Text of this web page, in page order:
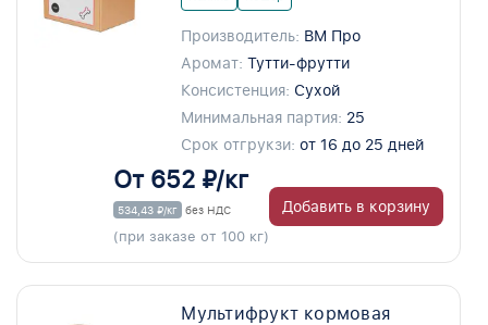
Производитель: ВМ Про
Аромат: Тутти-фрутти
Консистенция: Сухой
Минимальная партия: 25
Срок отгрукзи: от 16 до 25 дней
От 652 ₽/кг
534,43 ₽/кг без НДС
(при заказе от 100 кг)
Добавить в корзину
Мультифрукт кормовая